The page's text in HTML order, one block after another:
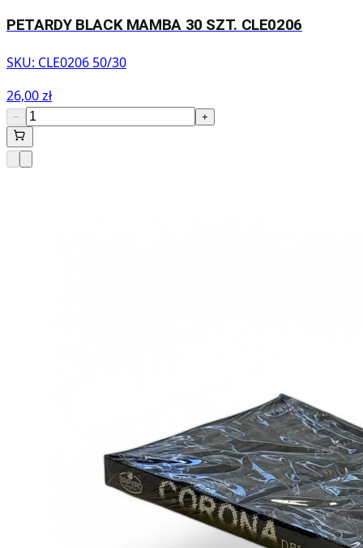
PETARDY BLACK MAMBA 30 SZT. CLE0206
SKU: CLE0206 50/30
26,00 zł
− +